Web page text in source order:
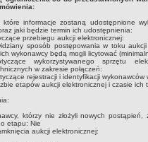
które informacje zostaną udostępnione
jaki będzie termin ich udostępnienia:
przebiegu aukcji elektronicznej:
sposób postępowania w toku
wykonawcy będą mogli licytować
wykorzystywanego sprzętu
w zakresie połączeń:
rejestracji i identyfikacji wykonawców
etapów aukcji elektronicznej i czasie ich
którzy nie złożyli nowych postąpień,
etapu:Nie
aukcji elektronicznej: